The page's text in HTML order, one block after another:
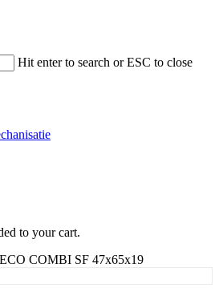
Hit enter to search or ESC to close
to your cart.
COMBI SF 47x65x19